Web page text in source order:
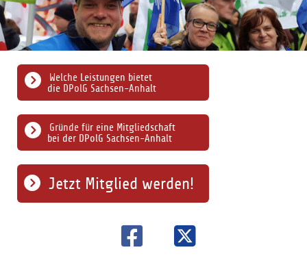
Gründe für eine Mitgliedschaft
bei der DPolG Sachsen-Anhalt
Welche Leistungen bietet
die DPolG Sachsen-Anhalt
Jetzt Mitglied werden!